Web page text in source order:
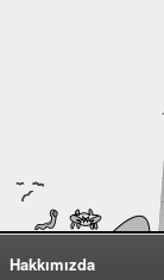
Hakkımızda